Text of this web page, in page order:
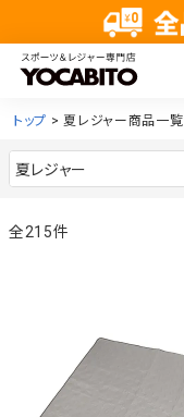
トップ 夏レジャー商品一覧
215